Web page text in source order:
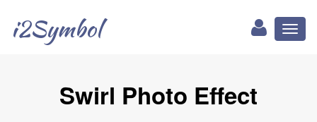
i2Symbol
Swirl Photo Effect